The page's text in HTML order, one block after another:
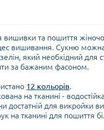
вишивки та пошиття
вишивання. Сукню
який необхідний для
за бажаним фасоном.
12 кольорів.
на тканині -
достатній для викройки
на тканині для пошиття